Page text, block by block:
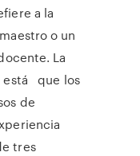
a la
o un
La
está que los
de
tres